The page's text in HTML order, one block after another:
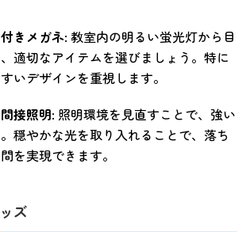
きメガネ: 教室内の明るい蛍光灯から目
適切なアイテムを選びましょう。特に
いデザインを重視します。
接照明: 照明環境を見直すことで、強い
穏やかな光を取り入れることで、落ち
を実現できます。
ズ